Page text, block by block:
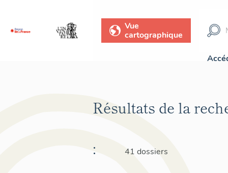
Vue
cartographique
Résultats de la
:
41 dossiers